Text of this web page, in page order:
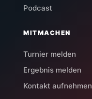
Podcast
MITMACHEN
Turnier melden
Ergebnis melden
Kontakt aufnehmen